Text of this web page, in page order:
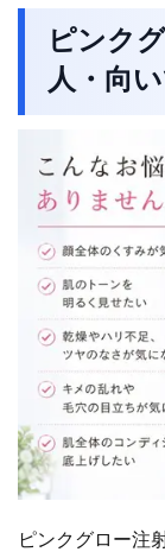
ピンク
人・向
ピンクグロー注